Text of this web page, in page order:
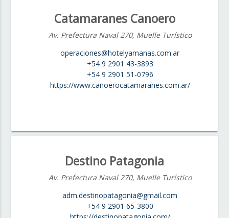
Catamaranes Canoero
Av. Prefectura Naval 270, Muelle Turístico
operaciones@hotelyamanas.com.ar
+54 9 2901 43-3893
+54 9 2901 51-0796
https://www.canoerocatamaranes.com.ar/
Destino Patagonia
Av. Prefectura Naval 270, Muelle Turístico
adm.destinopatagonia@gmail.com
+54 9 2901 65-3800